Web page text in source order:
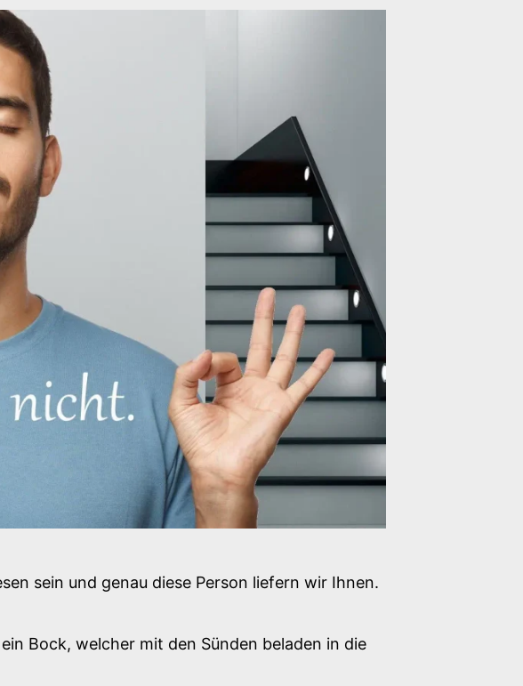
sein und genau diese Person liefern wir Ihnen.
Bock, welcher mit den Sünden beladen in die